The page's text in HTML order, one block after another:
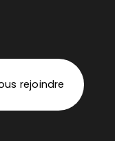
rejoindre